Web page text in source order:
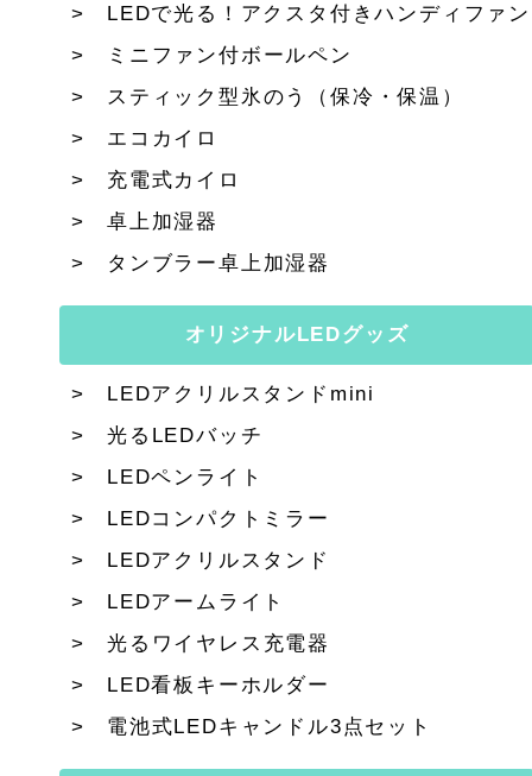
LEDで光る！アクスタ付きハンディファン
ミニファン付ボールペン
スティック型氷のう（保冷・保温）
エコカイロ
充電式カイロ
卓上加湿器
タンブラー卓上加湿器
オリジナルLEDグッズ
LEDアクリルスタンドmini
光るLEDバッチ
LEDペンライト
LEDコンパクトミラー
LEDアクリルスタンド
LEDアームライト
光るワイヤレス充電器
LED看板キーホルダー
電池式LEDキャンドル3点セット